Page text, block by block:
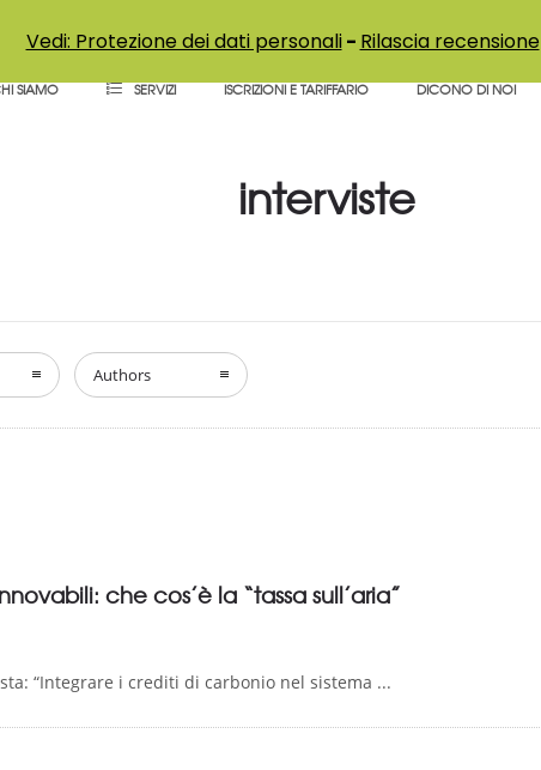
SIAMO SERVIZI ISCRIZIONI E TARIFFARIO DICONO DI NOI
interviste
Authors
che cos’è la “tassa sull’aria”
“Integrare i crediti di carbonio nel sistema ...
Vedi: Protezione dei dati personali- Rilascia recensione